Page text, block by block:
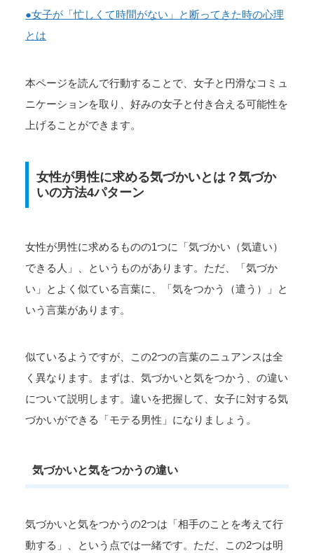
●女子が「忙しくて時間がない」と断ってきた時の心理
とは
本ページを読んで行動することで、女子と円滑なコミュ
ニケーションを取り、好みの女子と付き合える可能性を
上げることができます。
女性が男性に求める気づかいとは？気づか
いの方法4パターン
女性が男性に求めるものの1つに「気づかい（気遣い）
できる人」、というものがあります。ただ、「気づか
い」とよく似ている言葉に、「気をつかう（遣う）」と
いう言葉があります。
似ているようですが、この2つの言葉のニュアンスは全
く異なります。まずは、気づかいと気をつかう、の違い
について説明します。違いを把握して、女子に対する気
づかいができる「モテる男性」になりましょう。
気づかいと気をつかうの違い
気づかいと気をつかうの2つは「相手のことを考えて行
動する」、という点では一緒です。ただ、この2つは明